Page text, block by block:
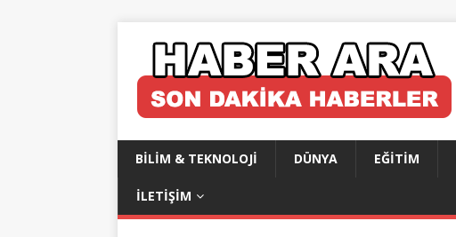
BILIM & TEKNOLOJI DÜNYA EĞITIM
İLETIŞIM